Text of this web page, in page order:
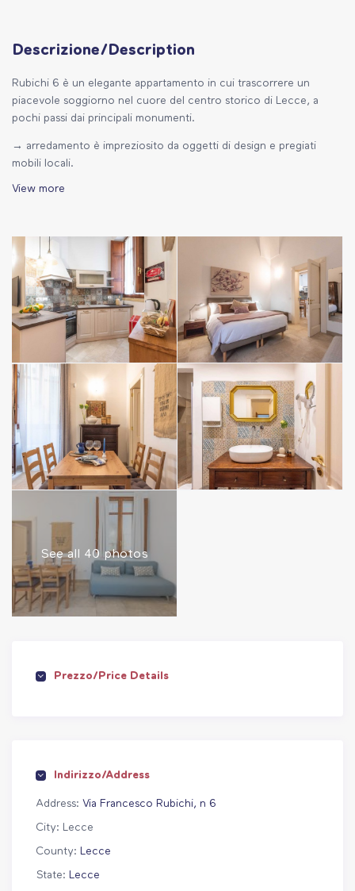
Descrizione/Description
Rubichi 6 è un elegante appartamento in cui trascorrere un
piacevole soggiorno nel cuore del centro storico di Lecce, a
pochi passi dai principali monumenti.
→ arredamento è impreziosito da oggetti di design e pregiati
mobili locali.
→ zona cucina con tavolo pranzo. cucina accessoriata
(frigorifero, bollitore elettrico, macchina del caffè e tutti gli
essenziali);
→ Camera da letto con letto matrimoniale, divano letto
singolo, armadio e aria condizionate
→ primo bagno bagno con 2 lavandini, doccia, bidet,
asciugacapelli
→ una spaziosa camera con letto matrimoniale, un letto
singolo, armadio desk da lavoro e aria condizionata
→ TV e Wi-Fi ad alta velocità
→ biancheria da letto e da bagno fornita e compresa nel
prezzo
→ linea cortesia monouso inclusa nel prezzo (sapone,
shampodoccia, carta igienica)
→ Guestbook, city map e materiale informativo
L’intero appartamento è a esclusiva disposizione dei nostri
Ospiti. Ogni dettaglio è pensato per accogliervi in un ambiente
sicuro e confortevole: abbiatene cura. Ci teniamo alla
protezione dei nostri ospiti per questo seguiamo
View more
See all 40 photos
Prezzo/Price Details
Indirizzo/Address
Address: Via Francesco Rubichi, n 6
City: Lecce
County: Lecce
State: Lecce